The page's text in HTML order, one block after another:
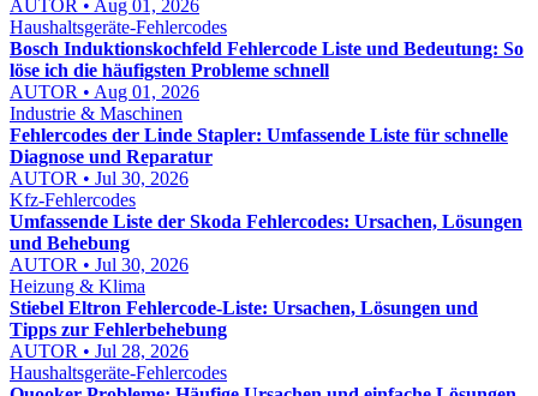
AUTOR • Aug 01, 2026
Haushaltsgeräte-Fehlercodes
Bosch Induktionskochfeld Fehlercode Liste und Bedeutung: So
löse ich die häufigsten Probleme schnell
AUTOR • Aug 01, 2026
Industrie & Maschinen
Fehlercodes der Linde Stapler: Umfassende Liste für schnelle
Diagnose und Reparatur
AUTOR • Jul 30, 2026
Kfz-Fehlercodes
Umfassende Liste der Skoda Fehlercodes: Ursachen, Lösungen
und Behebung
AUTOR • Jul 30, 2026
Heizung & Klima
Stiebel Eltron Fehlercode-Liste: Ursachen, Lösungen und
Tipps zur Fehlerbehebung
AUTOR • Jul 28, 2026
Haushaltsgeräte-Fehlercodes